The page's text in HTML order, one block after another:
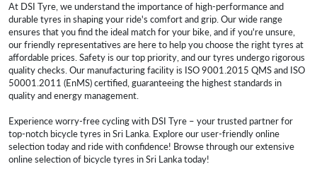
At DSI Tyre, we understand the importance of high-performance and
durable tyres in shaping your ride's comfort and grip. Our wide range
ensures that you find the ideal match for your bike, and if you're unsure,
our friendly representatives are here to help you choose the right tyres at
affordable prices. Safety is our top priority, and our tyres undergo rigorous
quality checks. Our manufacturing facility is ISO 9001.2015 QMS and ISO
50001.2011 (EnMS) certified, guaranteeing the highest standards in
quality and energy management.
Experience worry-free cycling with DSI Tyre – your trusted partner for
top-notch bicycle tyres in Sri Lanka. Explore our user-friendly online
selection today and ride with confidence! Browse through our extensive
online selection of bicycle tyres in Sri Lanka today!